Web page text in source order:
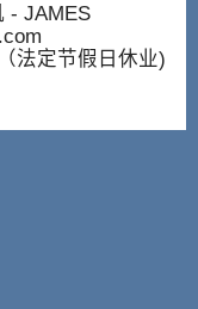
- JAMES
法定节假日休业)